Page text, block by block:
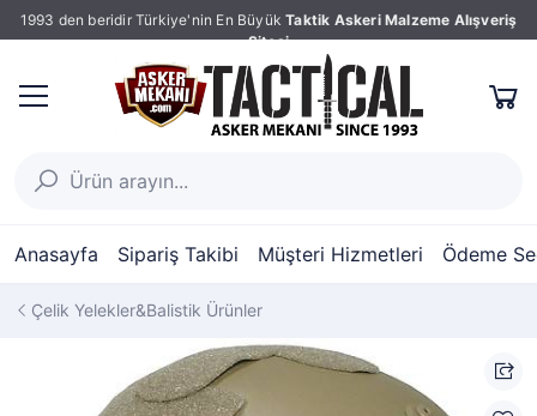
1993 den beridir Türkiye'nin En Büyük Taktik Askeri Malzeme Alışveriş
Sitesi
Anasayfa Sipariş Takibi Müşteri Hizmetleri Ödeme
Çelik Yelekler&Balistik Ürünler